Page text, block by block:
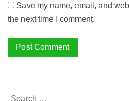
Save my name, email, and
the next time I comment.
Search